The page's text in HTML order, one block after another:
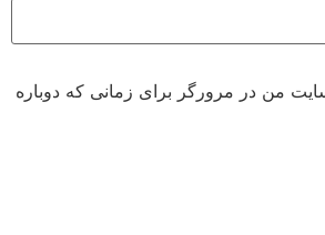
من در مرورگر برای زمانی که دوباره